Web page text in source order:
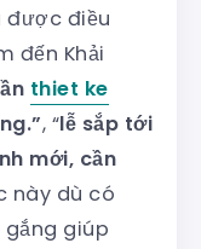
được điều
đến Khải
thiet ke
, “lễ sắp tới
mới, cần
này dù có
gắng giúp